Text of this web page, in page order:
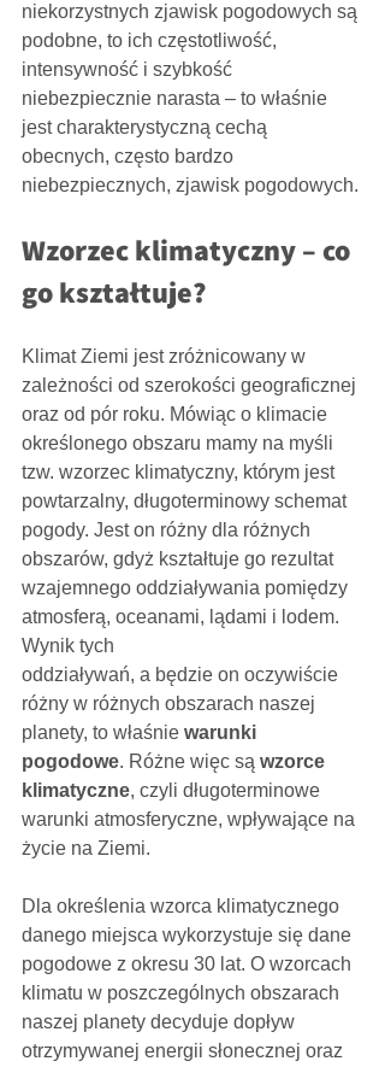
niekorzystnych zjawisk pogodowych są
podobne, to ich częstotliwość,
intensywność i szybkość
niebezpiecznie narasta – to właśnie
jest charakterystyczną cechą
obecnych, często bardzo
niebezpiecznych, zjawisk pogodowych.
Wzorzec klimatyczny – co
go kształtuje?
Klimat Ziemi jest zróżnicowany w
zależności od szerokości geograficznej
oraz od pór roku. Mówiąc o klimacie
określonego obszaru mamy na myśli
tzw. wzorzec klimatyczny, którym jest
powtarzalny, długoterminowy schemat
pogody. Jest on różny dla różnych
obszarów, gdyż kształtuje go rezultat
wzajemnego oddziaływania pomiędzy
atmosferą, oceanami, lądami i lodem.
Wynik tych
oddziaływań, a będzie on oczywiście
różny w różnych obszarach naszej
planety, to właśnie warunki
pogodowe. Różne więc są wzorce
klimatyczne, czyli długoterminowe
warunki atmosferyczne, wpływające na
życie na Ziemi.
Dla określenia wzorca klimatycznego
danego miejsca wykorzystuje się dane
pogodowe z okresu 30 lat. O wzorcach
klimatu w poszczególnych obszarach
naszej planety decyduje dopływ
otrzymywanej energii słonecznej oraz